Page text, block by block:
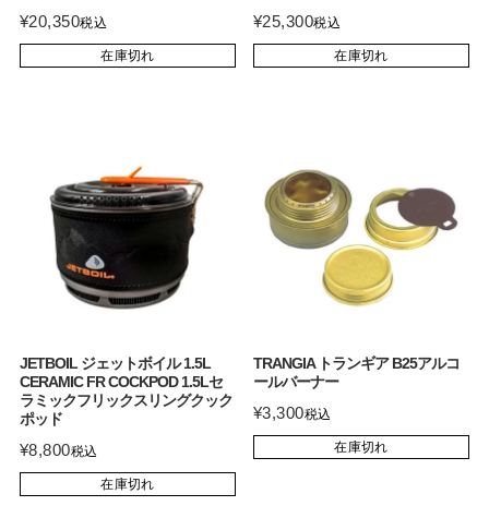
¥20,350税込
在庫切れ
¥25,300税込
在庫切れ
JETBOIL ジェットボイル 1.5L
CERAMIC FR COCKPOD 1.5Lセ
ラミックフリックスリングクック
ポッド
¥8,800税込
在庫切れ
TRANGIA トランギア B25アルコ
ールバーナー
¥3,300税込
在庫切れ